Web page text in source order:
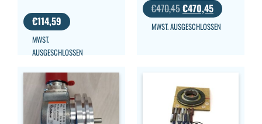
€114,59
MWST.
AUSGESCHLOSSEN
€470,45€470,45
MWST. AUSGESCHLOSSEN